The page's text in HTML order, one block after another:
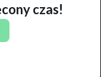
czas!